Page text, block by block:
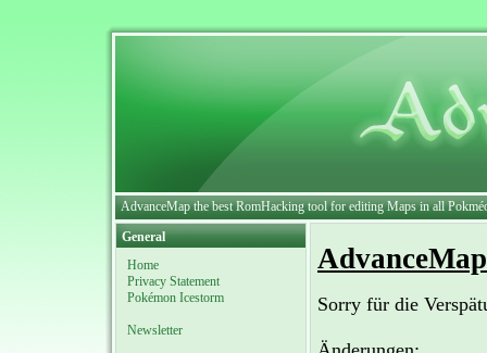
AdvanceMap the best RomHacking tool for editing Maps in all
General
Home
Privacy Statement
Pokémon Icestorm
Newsletter
Sorry für die